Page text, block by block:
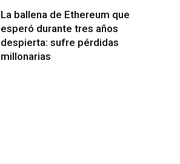
La ballena de Ethereum que
esperó durante tres años
despierta: sufre pérdidas
millonarias